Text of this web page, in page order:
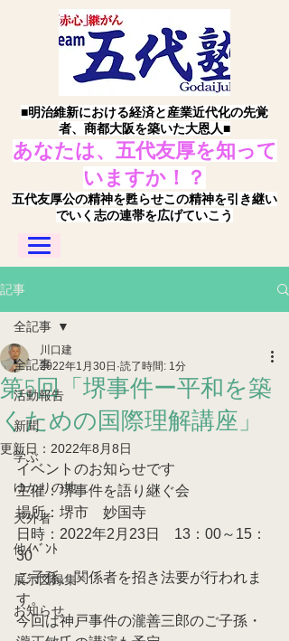
■明治維新における経済と産業近代化の先覚
者、商都大阪を築いた大恩人■
あなたは、五代友厚を知って
いますか！？
五代友厚公の精神を甦らせこの精神を引き継い
でいく志の連帯を広げていこう
記事
全記事
活動報告
新聞
学ぶ
ゆかりの地
天外者
他ｲﾍﾞﾝﾄ
展示図録集
お知らせ
全記事
第5回「堺事件ー平和を築
くための国際理解講座」
川口建
2022年1月30日 読了時間: 1分
更新日： 2022年8月8日
イベントのお知らせです
主催：堺事件を語り継ぐ会
場所：堺市　妙国寺
日時：2022年2月23日　13：00～15：
30
ご子孫、関係者を招き法要が行われま
す。
今回は神戸事件の瀧善三郎のご子孫・